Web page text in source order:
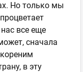
Но только мы
все еще
сначала
в эту